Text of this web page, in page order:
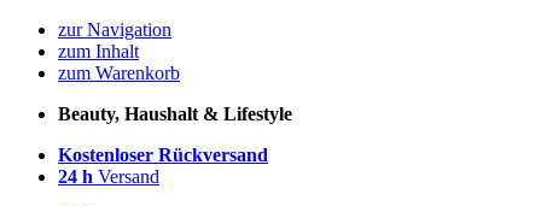
zur Navigation
zum Inhalt
zum Warenkorb
Beauty, Haushalt & Lifestyle
Kostenloser Rückversand
24 h Versand